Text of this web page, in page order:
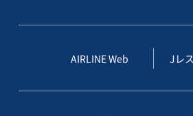
AIRLINE Web Jレ